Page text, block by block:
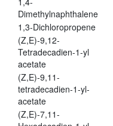
Dimethylnaphthalene
1,3-Dichloropropene
(Z,E)-9,12-
Tetradecadien-1-yl
acetate
(Z,E)-9,11-
tetradecadien-1-yl-
acetate
(Z,E)-7,11-